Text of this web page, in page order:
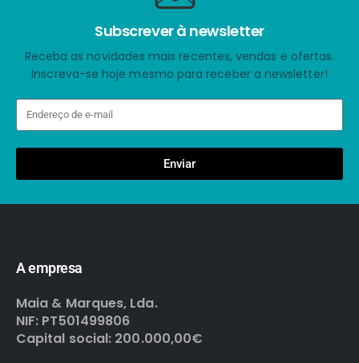
Subscrever à newsletter
Receba as novidades mais recentes, vendas e ofertas.
Inscreva-se hoje mesmo para receber a newsletter!
Enviar
A empresa
Maia & Marques, Lda.
NIF: PT501499806
Capital social: 200.000,00€